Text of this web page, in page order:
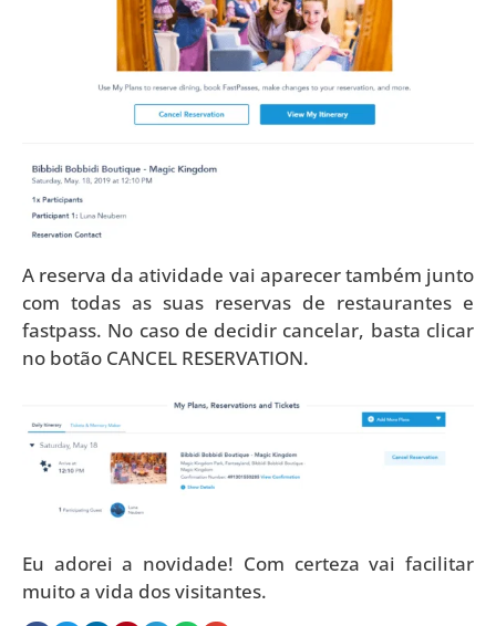
A reserva da atividade vai aparecer também junto
com todas as suas reservas de restaurantes e
fastpass. No caso de decidir cancelar, basta clicar
no botão CANCEL RESERVATION.
Eu adorei a novidade! Com certeza vai facilitar
muito a vida dos visitantes.